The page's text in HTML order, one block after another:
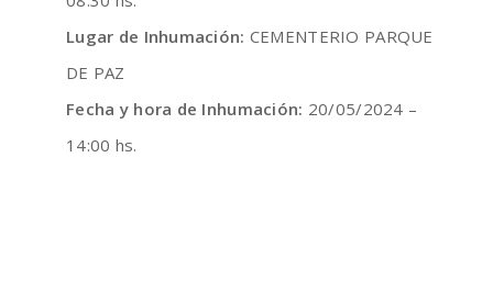
Lugar de Inhumación: CEMENTERIO PARQUE
DE PAZ
Fecha y hora de Inhumación: 20/05/2024 –
14:00 hs.